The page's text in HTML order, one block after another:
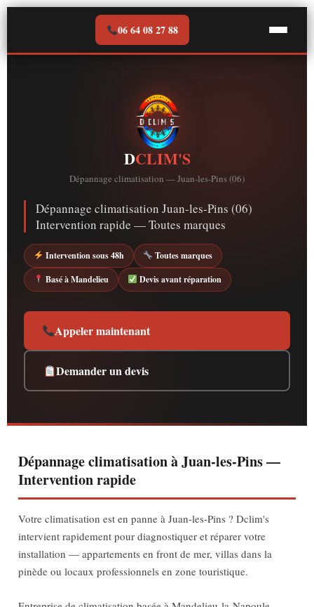
Aller
06 64 08 27 88
DCLIM'S
Dépannage climatisation — Juan-les-Pins (06)
Dépannage climatisation Juan-les-Pins (06)
Intervention rapide — Toutes marques
Intervention sous 48h
Toutes marques
Basé à Mandelieu
Devis avant réparation
Appeler maintenant
Demander un devis
Dépannage climatisation à Juan-les-Pins —
Intervention rapide
Votre climatisation est en panne à Juan-les-Pins ? Dclim's
intervient rapidement pour diagnostiquer et réparer votre
installation — appartements en front de mer, villas dans la
pinède ou locaux professionnels en zone touristique.